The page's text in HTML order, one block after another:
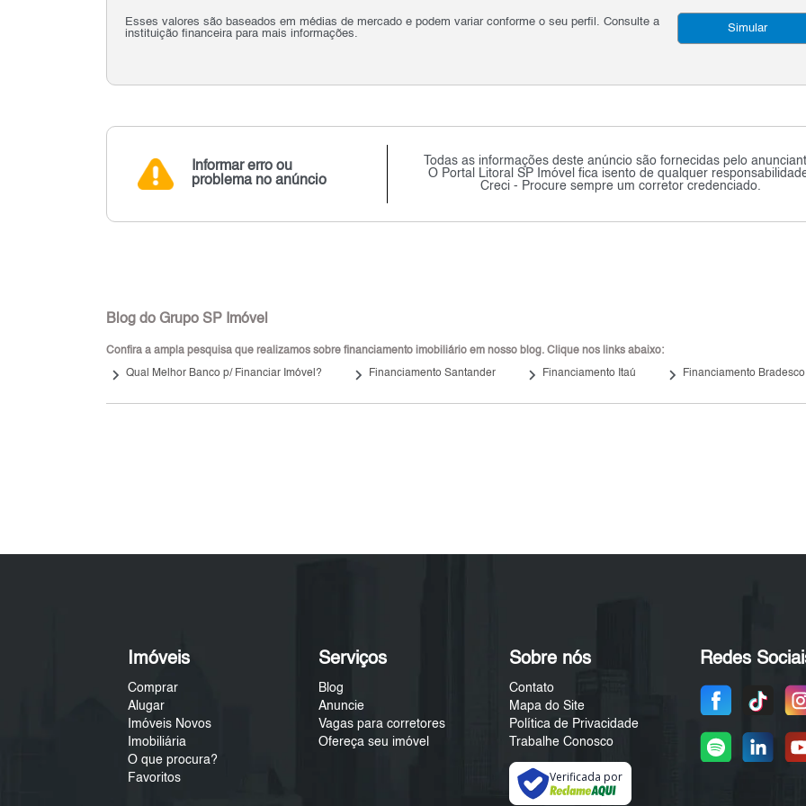
Esses valores são baseados em médias de mercado e podem variar conforme o seu perfil. Consulte a
instituição financeira para mais informações.
Simular
Informar erro ou
problema no anúncio
Todas as informações deste anúncio são fornecidas pelo
O Portal Litoral SP Imóvel fica isento de qualquer
Creci - Procure sempre um corretor credenciado.
Blog do Grupo SP Imóvel
Confira a ampla pesquisa que realizamos sobre financiamento imobiliário em nosso blog. Clique nos links abaixo:
keyboard_arrow_right Qual Melhor Banco p/ Financiar Imóvel? keyboard_arrow_right Financiamento Santander keyboard_arrow_right Financiamento Itaú keyboard_arrow_right Financiamento Bradesco
Imóveis
Comprar
Alugar
Imóveis Novos
Imobiliária
O que procura?
Favoritos
Serviços
Blog
Anuncie
Vagas para corretores
Ofereça seu imóvel
Sobre nós
Contato
Mapa do Site
Política de Privacidade
Trabalhe Conosco
Verificada por
Redes